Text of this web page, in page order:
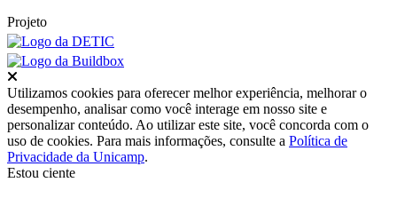
Projeto
Utilizamos cookies para oferecer melhor experiência, melhorar o
desempenho, analisar como você interage em nosso site e
personalizar conteúdo. Ao utilizar este site, você concorda com o
uso de cookies. Para mais informações, consulte a Política de
Privacidade da Unicamp.
Estou ciente